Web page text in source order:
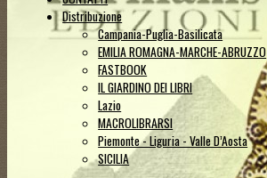
Distribuzione
Campania-Puglia-Basilicata
EMILIA ROMAGNA-MARCHE-ABRUZZO
FASTBOOK
IL GIARDINO DEI LIBRI
Lazio
MACROLIBRARSI
Piemonte - Liguria - Valle D’Aosta
SICILIA